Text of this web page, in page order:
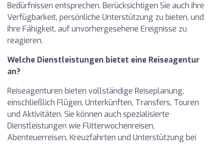
Bedürfnissen entsprechen. Berücksichtigen Sie auch ihre
Verfügbarkeit, persönliche Unterstützung zu bieten, und
ihre Fähigkeit, auf unvorhergesehene Ereignisse zu
reagieren.
Welche Dienstleistungen bietet eine Reiseagentur
an?
Reiseagenturen bieten vollständige Reiseplanung,
einschließlich Flügen, Unterkünften, Transfers, Touren
und Aktivitäten. Sie können auch spezialisierte
Dienstleistungen wie Flitterwochenreisen,
Abenteuerreisen, Kreuzfahrten und Unterstützung bei